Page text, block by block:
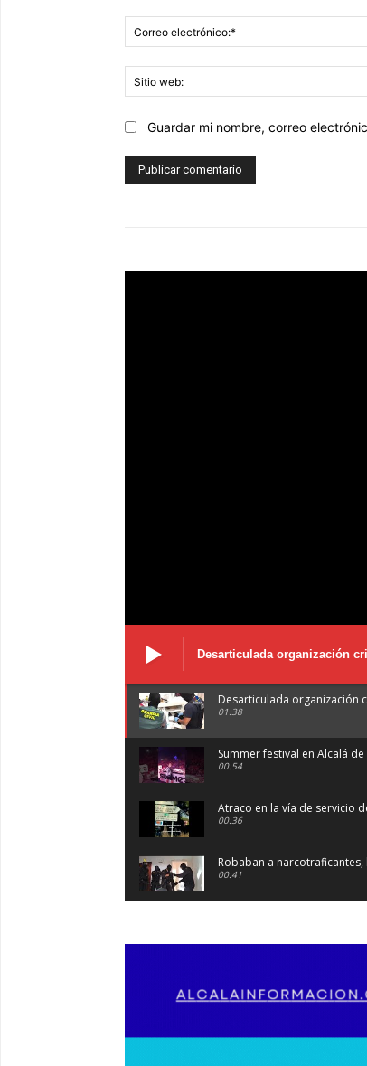
Guardar mi nombre, correo
Desarticulada organización
Desarticulada organización
01:38
Summer festival en Alcalá
00:54
Atraco en la vía de servicio
00:36
Robaban a
00:41
Premio de Medio Ambiente
03:01